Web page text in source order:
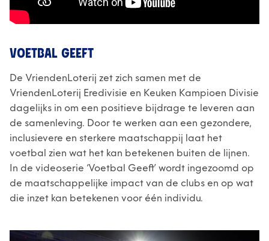
VOETBAL GEEFT
De VriendenLoterij zet zich samen met de
VriendenLoterij Eredivisie en Keuken Kampioen Divisie
dagelijks in om een positieve bijdrage te leveren aan
de samenleving. Door te werken aan een gezondere,
inclusievere en sterkere maatschappij laat het
voetbal zien wat het kan betekenen buiten de lijnen.
In de videoserie ‘Voetbal Geeft’ wordt ingezoomd op
de maatschappelijke impact van de clubs en op wat
die inzet kan betekenen voor één individu.